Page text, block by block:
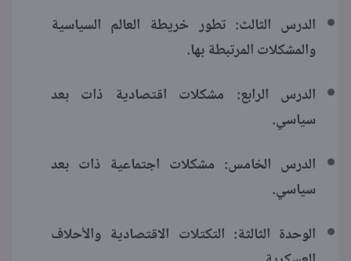
الدرس الثالث: تطور خريطة العالم السياسية
والمشكلات المرتبطة بها.
الدرس الرابع: مشكلات اقتصادية ذات بعد
سياسي.
الدرس الخامس: مشكلات اجتماعية ذات بعد
سياسي.
الوحدة الثالثة: التكتلات الاقتصادية والأحلاف